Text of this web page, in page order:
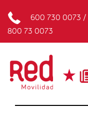
600 730 0073 /
800 73 0073